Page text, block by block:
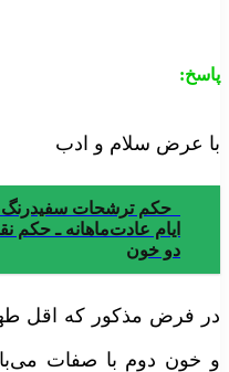
عرض سلام و ادب
حکم ترشحات سفیدرنگ
ایام عادت‌ماهانه ـ حکم
دو خون